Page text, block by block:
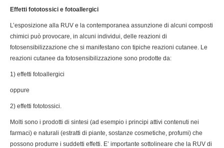
Effetti fototossici e fotoallergici
L’esposizione alla RUV e la contemporanea assunzione di alcuni composti
chimici può provocare, in alcuni individui, delle reazioni di
fotosensibilizzazione che si manifestano con tipiche reazioni cutanee. Le
reazioni cutanee da fotosensibilizzazione sono prodotte da:
1) effetti fotoallergici
oppure
2) effetti fototossici.
Molti sono i prodotti di sintesi (ad esempio i principi attivi contenuti nei
farmaci) e naturali (estratti di piante, sostanze cosmetiche, profumi) che
possono produrre i suddetti effetti. E’ importante sottolineare che la RUV di